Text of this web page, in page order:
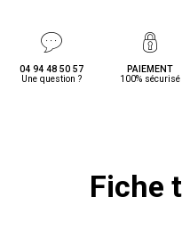
04 94 48 50 57
Une question ?
PAIEMENT
100% sécurisé
Fiche